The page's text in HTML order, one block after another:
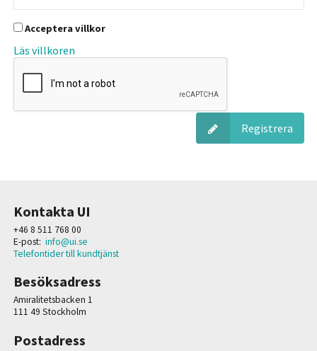
Acceptera villkor
Läs villkoren
Registrera
Kontakta UI
+46 8 511 768 00
E-post: info@ui.se
Telefontider till kundtjänst
Besöksadress
Amiralitetsbacken 1
111 49 Stockholm
Postadress